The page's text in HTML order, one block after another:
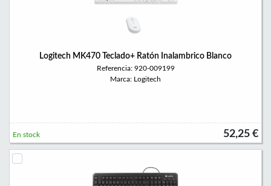
Logitech MK470 Teclado+ Ratón Inalambrico Blanco
Referencia: 920-009199
Marca: Logitech
52,25 €
En stock